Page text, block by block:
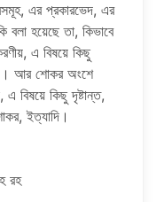
এর প্রকারভেদ, এর
হয়েছে তা, কিভাবে
এ বিষয়ে কিছু
আর শোকর অংশে
বিষয়ে কিছু দৃষ্টান্ত,
ইত্যাদি।
রহ